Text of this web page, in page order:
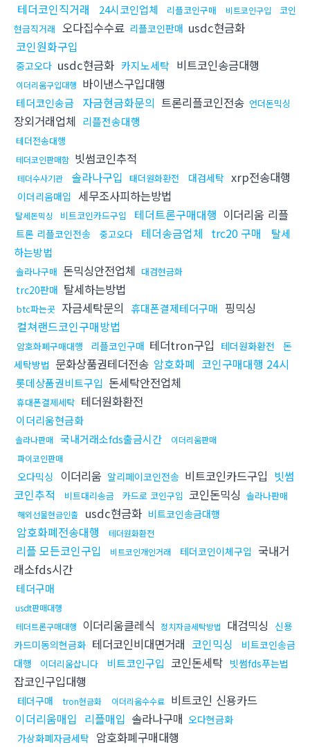
테더코인직거래
24시코인업체 리플코인구매 비트코인구입
코인
현금직거래 오다집수수료 리플코인판매 usdc현금화
코인원화구입
중고오다 usdc현금화 카지노세탁 비트코인송금대행
이더리움구입대행 바이낸스구입대행
테더코인송금 자금현금화문의 트론리플코인전송 언더돈믹싱
장외거래업체 리플전송대행
테더전송대행
테더코인판매함 빗썸코인추적
테더수사기관 솔라나구입 태더원화환전 대검세탁 xrp전송대행
이더리움매입 세무조사피하는방법
탈세돈믹싱 비트코인카드구입 테더트론구매대행 이더리움 리플
트론 리플코인전송 중고오다 테더송금업체 trc20 구매
탈세
하는방법
솔라나구매 돈믹싱안전업체 대검현금화
trc20판매 탈세하는방법
btc파는곳 자금세탁문의 휴대폰결제테더구매 핑믹싱
컬쳐랜드코인구매방법
암호화폐구매대행 리플코인구매 테더tron구입 테더원화환전
돈
세탁방법 문화상품권테더전송 암호화폐 코인구매대행 24시
롯데상품권비트구입 돈세탁안전업체
휴대폰결제세탁 테더원화환전
이더리움현금화
솔라나판매 국내거래소fds출금시간
이더리움판매
파이코인판매
오다믹싱 이더리움 알리페이코인전송 비트코인카드구입 빗썸
코인추적
비트대리송금 카드로 코인구입 코인돈믹싱 솔라나판매
해외선물현금인출 usdc현금화 비트코인송금대행
암호화폐전송대행 테더원화환전
리플 모든코인구입 비트코인개인거래 테더코인이체구입 국내거
래소fds시간
테더구매
usdt판매대행
테더트론구매대행 이더리움클레식 정치자금세탁방법 대검믹싱 신용
카드미동의현금화 테더코인비대면거래 코인믹싱
비트코인송금
대행
이더리움삽니다 비트코인구입 코인돈세탁 빗썸fds푸는법
잡코인구입대행
테더구매 tron현금화 이더리움수수료 비트코인 신용카드
이더리움매입 리플매입 솔라나구매 오다현금화
가상화폐자금세탁 암호화폐구매대행